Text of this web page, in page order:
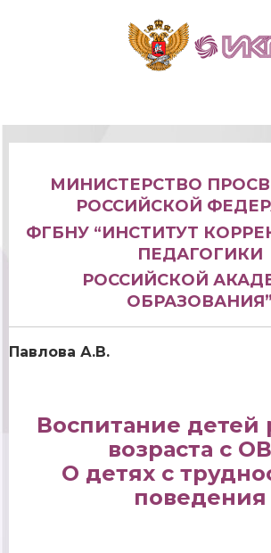
МИНИСТЕРСТВО
РОССИЙСКОЙ
ФГБНУ “ИНСТИТУТ
ПЕДАГОГИКИ
РОССИЙСКОЙ
ОБРАЗОВАНИЯ”
Павлова А.В.
Воспитание детей
возраста с
О детях с
поведения